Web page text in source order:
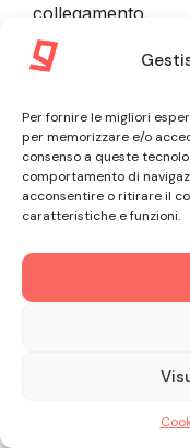
Per fornire le migliori
per memorizzare e/o
consenso a queste
comportamento di
acconsentire o ritirare il
caratteristiche e funzioni.
collegamento.
9.
CLIENTE
9.1. Nel corso
Contratto e nel
commerciale con
non personali
associato
informazioni
caso il Cliente si
rappresentare